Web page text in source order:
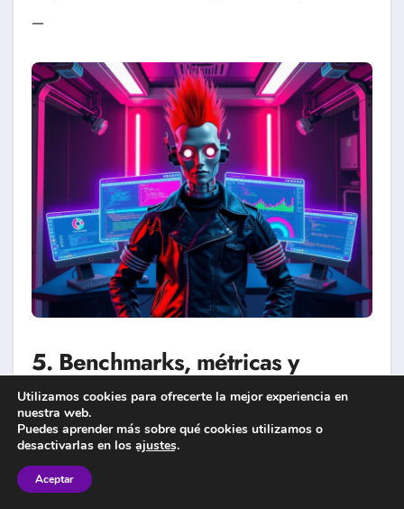
—
5. Benchmarks, métricas y
análisis cuantitativo
5.1 Rendimiento y latencia
Utilizamos cookies para ofrecerte la mejor experiencia en
nuestra web.
Puedes aprender más sobre qué cookies utilizamos o
desactivarlas en los ajustes.
Aceptar